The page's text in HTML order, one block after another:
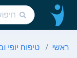
ראשי טיפוח יופי